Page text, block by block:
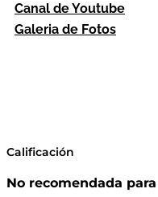
Canal de Youtube
Galeria de Fotos
Calificación
No recomendada